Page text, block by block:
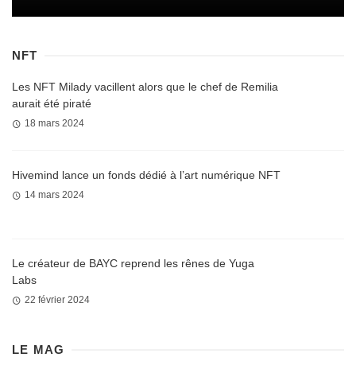
NFT
Les NFT Milady vacillent alors que le chef de Remilia
aurait été piraté
18 mars 2024
Hivemind lance un fonds dédié à l’art numérique NFT
14 mars 2024
Le créateur de BAYC reprend les rênes de Yuga
Labs
22 février 2024
LE MAG